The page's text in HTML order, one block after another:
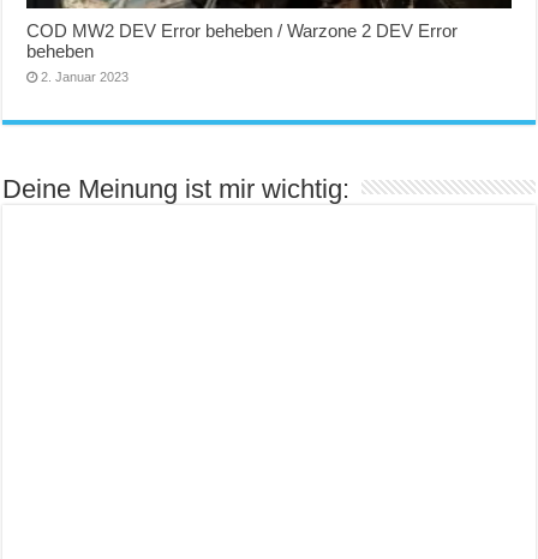
COD MW2 DEV Error beheben / Warzone 2 DEV Error
beheben
2. Januar 2023
Deine Meinung ist mir wichtig: